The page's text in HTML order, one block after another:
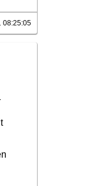
08:25:05